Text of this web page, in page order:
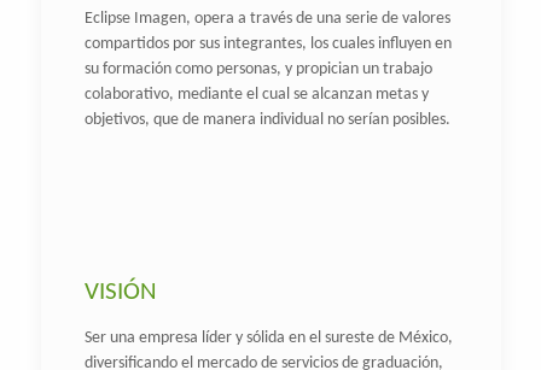
Eclipse Imagen, opera a través de una serie de valores
compartidos por sus integrantes, los cuales influyen en
su formación como personas, y propician un trabajo
colaborativo, mediante el cual se alcanzan metas y
objetivos, que de manera individual no serían posibles.
VISIÓN
Ser una empresa líder y sólida en el sureste de México,
diversificando el mercado de servicios de graduación,